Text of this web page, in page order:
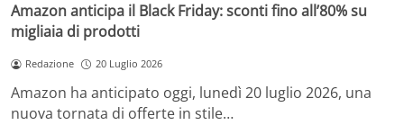
Amazon anticipa il Black Friday: sconti fino all’80% su
migliaia di prodotti
Redazione 20 Luglio 2026
Amazon ha anticipato oggi, lunedì 20 luglio 2026, una
nuova tornata di offerte in stile…